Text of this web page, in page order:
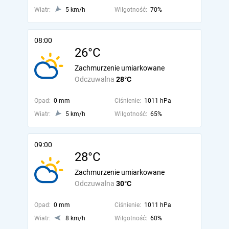
Wiatr: 5 km/h Wilgotność: 70%
08:00
26°C
Odczuwalna 28°C
Zachmurzenie umiarkowane
Opad: 0 mm Ciśnienie: 1011 hPa
Wiatr:
5 km/h Wilgotność: 65%
09:00
28°C
Odczuwalna 30°C
Zachmurzenie umiarkowane
Opad: 0 mm Ciśnienie: 1011 hPa
Wiatr:
8 km/h Wilgotność: 60%